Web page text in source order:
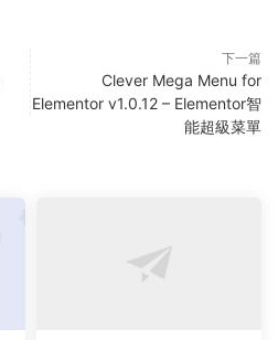
下一篇
Clever Mega Menu for
Elementor v1.0.12 – Elementor智
能超級菜單